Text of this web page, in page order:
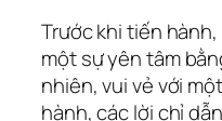
Trước khi tiến
một sự yên tâm
nhiên, vui vẻ với
hành, các lời chỉ